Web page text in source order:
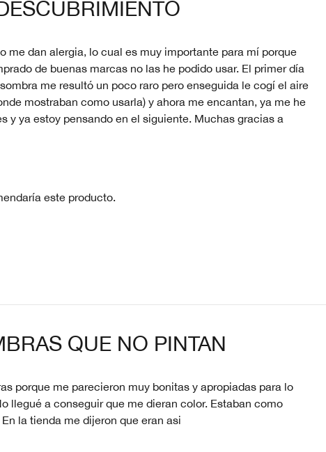
me dan alergia, lo cual es muy importante para mí porque
de buenas marcas no las he podido usar. El primer día
me resultó un poco raro pero enseguida le cogí el aire
mostraban como usarla) y ahora me encantan, ya me he
y ya estoy pensando en el siguiente. Muchas gracias a
este producto.
QUE NO PINTAN
porque me parecieron muy bonitas y apropiadas para lo
llegué a conseguir que me dieran color. Estaban como
la tienda me dijeron que eran asi